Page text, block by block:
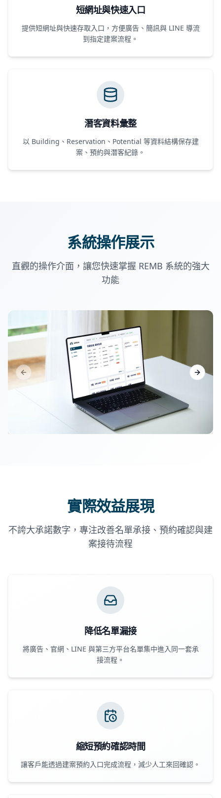
短網址與快速入口
提供短網址與快速存取入口，方便廣告、簡訊與 LINE 導流
到指定建案流程。
潛客資料彙整
以 Building、Reservation、Potential 等資料結構保存建
案、預約與潛客紀錄。
系統操作展示
直觀的操作介面，讓您快速掌握 REMB 系統的強大
功能
Previous slide Next
實際效益展現
不誇大承諾數字，專注改善名單承接、預約確認與建
案接待流程
降低名單漏接
將廣告、官網、LINE 與第三方平台名單集中進入同一套承
接流程。
縮短預約確認時間
讓客戶能透過建案預約入口完成流程，減少人工來回確認。